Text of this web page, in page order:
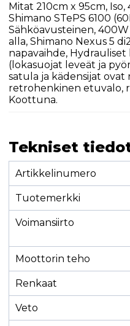
Mitat 210cm x 95cm, Iso,
Shimano STePS 6100
Sähköavusteinen,
alla, Shimano Nexus 5
napavaihde,
(lokasuojat leveät ja
satula ja kädensijat ovat
retrohenkinen etuvalo,
Koottuna.
Tekniset
Artikkelinumero
Tuotemerkki
Voimansiirto
Moottorin teho
Renkaat
Veto